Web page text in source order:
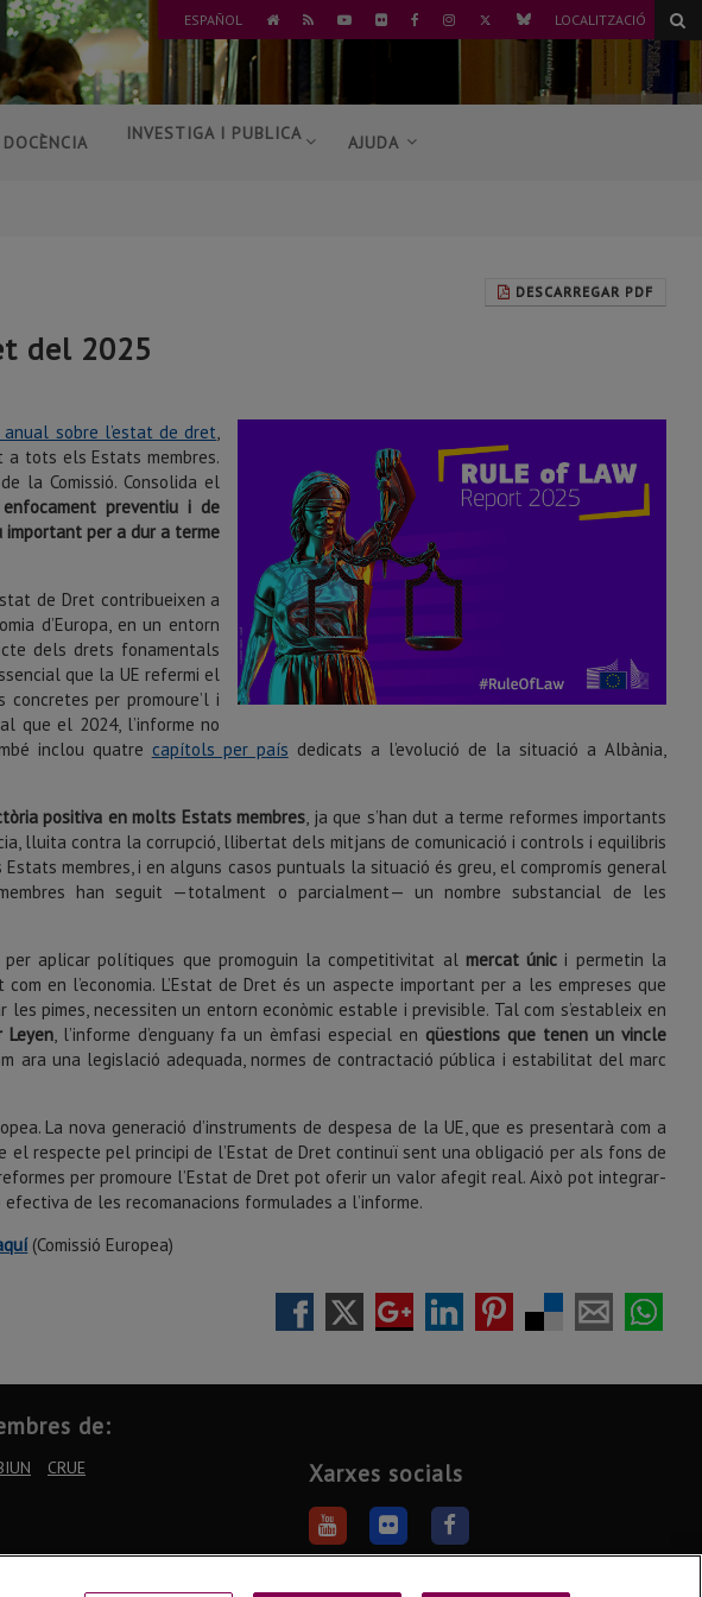
ESPAÑOL
ANARRSS YOUTUBE
FLICKRFACEBOOK
INSTAGRAM
TWITTERBLUESKY
LOCALITZACIÓ
INVESTIGA I PUBLICA AJUDA
DESCARREGAR PDF
del 2025
sobre l’estat de dret,
a tots els Estats membres.
la Comissió. Consolida el
enfocament preventiu i de
important per a dur a terme
de Dret contribueixen a
d’Europa, en un entorn
dels drets fonamentals
que la UE refermi el
concretes per promoure’l i
que el 2024, l’informe no
inclou quatre capítols per país dedicats a l’evolució de la situació a Albània,
positiva en molts Estats membres, ja que s’han dut a terme reformes importants
lluita contra la corrupció, llibertat dels mitjans de comunicació i controls i equilibris
membres, i en alguns casos puntuals la situació és greu, el compromís general
han seguit —totalment o parcialment— un nombre substancial de les
aplicar polítiques que promoguin la competitivitat al mercat únic i permetin la
en l’economia. L’Estat de Dret és un aspecte important per a les empreses que
les pimes, necessiten un entorn econòmic estable i previsible. Tal com s’estableix en
Leyen, l’informe d’enguany fa un èmfasi especial en qüestions que tenen un vincle
ara una legislació adequada, normes de contractació pública i estabilitat del marc
La nova generació d’instruments de despesa de la UE, que es presentarà com a
respecte pel principi de l’Estat de Dret continuï sent una obligació per als fons de
per promoure l’Estat de Dret pot oferir un valor afegit real. Això pot integrar-
de les recomanacions formulades a l’informe.
(Comissió Europea)
de:
CRUE Xarxes socials